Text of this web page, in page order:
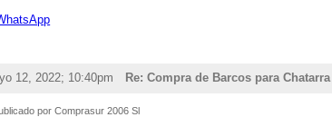
12, 2022; 10:40pm Re: Compra de Barcos para Chatarra
por Comprasur 2006 Sl